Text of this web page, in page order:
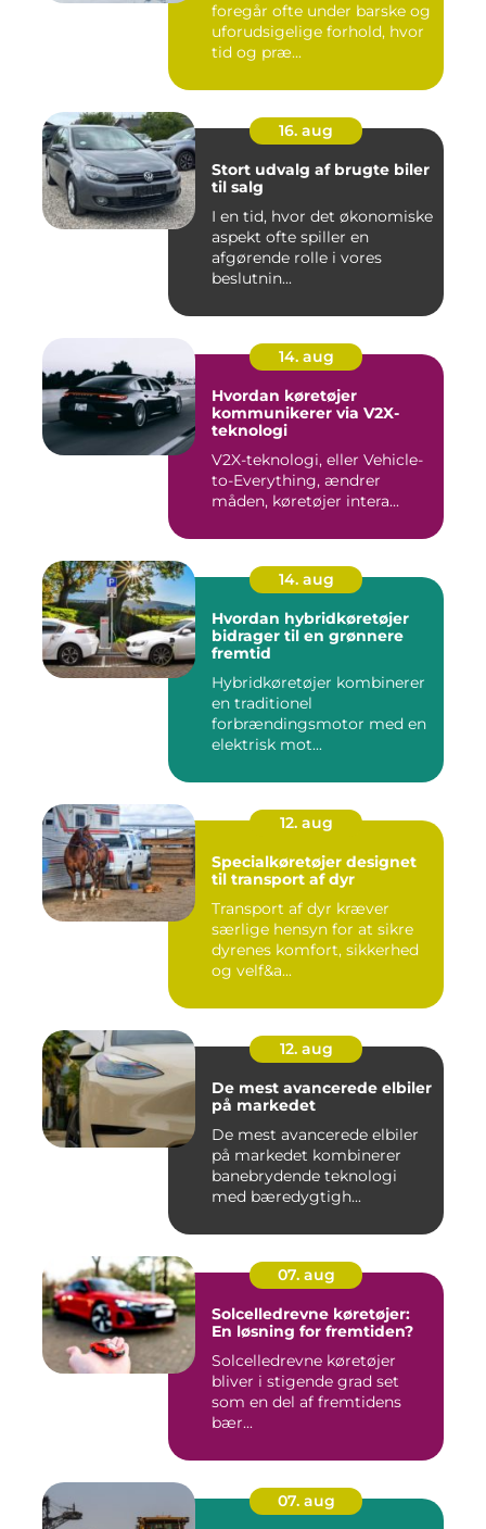
foregår ofte under barske og
uforudsigelige forhold, hvor
tid og præ...
16. aug
Stort udvalg af brugte biler
til salg
I en tid, hvor det økonomiske
aspekt ofte spiller en
afgørende rolle i vores
beslutnin...
14. aug
Hvordan køretøjer
kommunikerer via V2X-
teknologi
V2X-teknologi, eller Vehicle-
to-Everything, ændrer
måden, køretøjer intera...
14. aug
Hvordan hybridkøretøjer
bidrager til en grønnere
fremtid
Hybridkøretøjer kombinerer
en traditionel
forbrændingsmotor med en
elektrisk mot...
12. aug
Specialkøretøjer designet
til transport af dyr
Transport af dyr kræver
særlige hensyn for at sikre
dyrenes komfort, sikkerhed
og velf&a...
12. aug
De mest avancerede elbiler
på markedet
De mest avancerede elbiler
på markedet kombinerer
banebrydende teknologi
med bæredygtigh...
07. aug
Solcelledrevne køretøjer:
En løsning for fremtiden?
Solcelledrevne køretøjer
bliver i stigende grad set
som en del af fremtidens
bær...
07. aug